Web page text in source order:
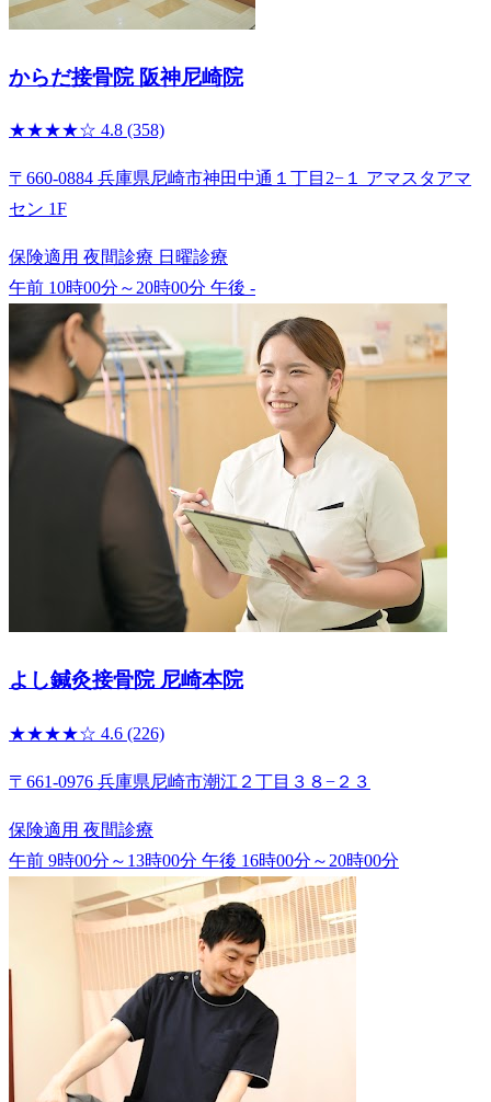
からだ接骨院 阪神尼崎院
★★★★☆ 4.8 (358)
〒660-0884 兵庫県尼崎市神田中通１丁目2−１ アマスタアマ
セン 1F
保険適用 夜間診療 日曜診療
午前 10時00分～20時00分 午後 -
よし鍼灸接骨院 尼崎本院
★★★★☆ 4.6 (226)
〒661-0976 兵庫県尼崎市潮江２丁目３８−２３
保険適用 夜間診療
午前 9時00分～13時00分 午後 16時00分～20時00分